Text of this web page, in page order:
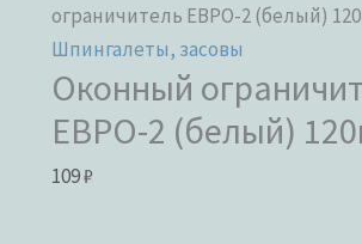
ограничитель ЕВРО-2 (белый)
Шпингалеты, засовы
Оконный
ЕВРО-2 (белый)
109₽